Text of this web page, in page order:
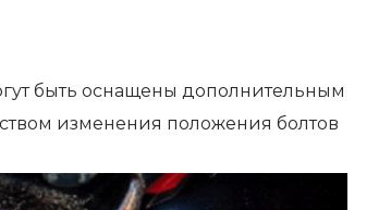
быть оснащены дополнительным
изменения положения болтов